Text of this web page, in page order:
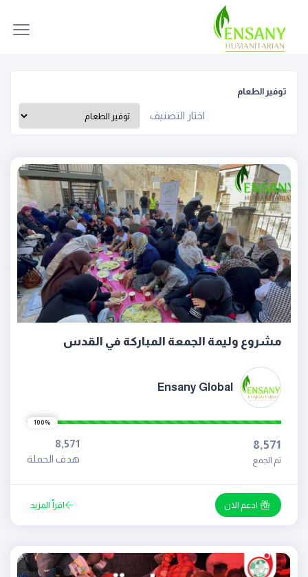
توفير الطعام
اختار التصنيف
مشروع وليمة الجمعة المباركة في القدس
Ensany Global
100%
8,571
تم الجمع
8,571
هدف الحملة
ادعم الان اقرأ المزيد